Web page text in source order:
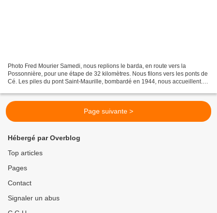
Photo Fred Mourier Samedi, nous replions le barda, en route vers la
Possonnière, pour une étape de 32 kilomètres. Nous filons vers les ponts de
Cé. Les piles du pont Saint-Maurille, bombardé en 1944, nous accueillent.
Page suivante >
Hébergé par Overblog
Top articles
Pages
Contact
Signaler un abus